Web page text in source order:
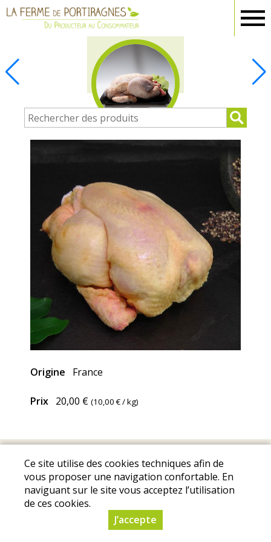
Portiragnes
BOUCHERIE
Origine France
Prix 20,00 € (10,00 €/ kg)
Mentions LégalesIConditions Générales de VentesI
Protection des données personnelles
© Copyright 2025 - La Ferme de Portiragnes - Tous droits
réservés - Conception :Sarl Dynapse
Ce site utilise des cookies techniques afin de
vous proposer une navigation confortable. En
naviguant sur le site vous acceptez l’utilisation
de ces cookies.
J’accepte